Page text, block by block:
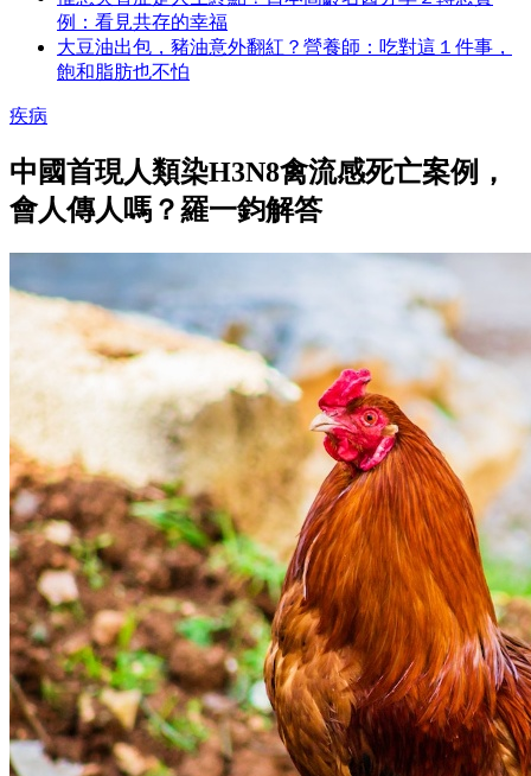
例：看見共存的幸福
大豆油出包，豬油意外翻紅？營養師：吃對這１件事，
飽和脂肪也不怕
疾病
中國首現人類染H3N8禽流感死亡案例，
會人傳人嗎？羅一鈞解答